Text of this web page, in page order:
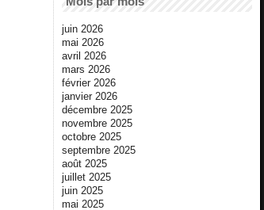
juin 2026
mai 2026
avril 2026
mars 2026
février 2026
janvier 2026
décembre 2025
novembre 2025
octobre 2025
septembre 2025
août 2025
juillet 2025
juin 2025
mai 2025